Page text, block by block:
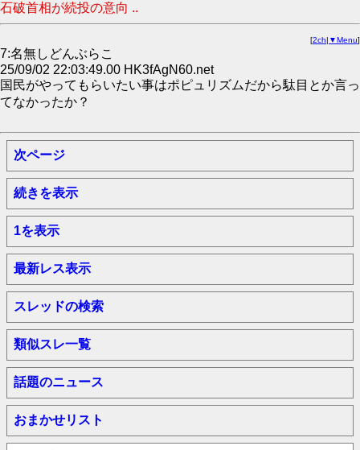
石破首相が続投の意向 ..
[2ch| ▼Menu]
7:名無しどんぶらこ
25/09/02 22:03:49.00 HK3fAgN60.net
国民がやってもらいたい事はポピュリズムだから駄目とか言っ
てなかったか？
次ページ
続きを表示
1を表示
最新レス表示
スレッドの検索
類似スレ一覧
話題のニュース
おまかせリスト